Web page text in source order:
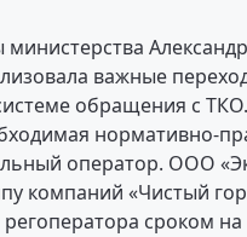
важные
обращения с
нормативно-
оператор. ООО
компаний «Чистый
регоператора сроком на